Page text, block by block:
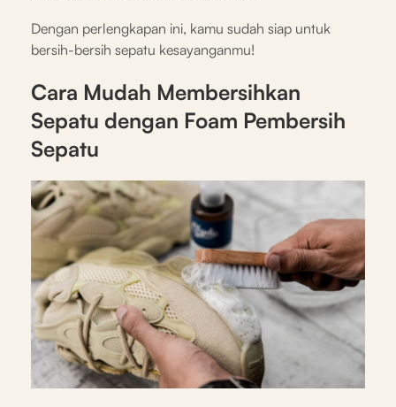
Dengan perlengkapan ini, kamu sudah siap untuk
bersih-bersih sepatu kesayanganmu!
Cara Mudah Membersihkan
Sepatu dengan Foam Pembersih
Sepatu